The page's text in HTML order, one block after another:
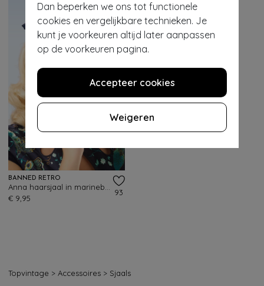
Dan beperken we ons tot functionele
cookies en vergelijkbare technieken. Je
kunt je voorkeuren altijd later aanpassen
op de voorkeuren pagina.
Accepteer cookies
Weigeren
BANNED RETRO
€ 9,95
93
Topvintage > Accessoires > Sjaals